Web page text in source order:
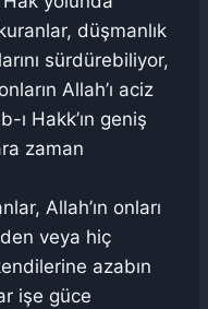
düşmanlık
sürdürebiliyor,
Allah’ı aciz
ı Hakk’ın geniş
zaman
Allah’ın onları
veya hiç
azabın
işe güce